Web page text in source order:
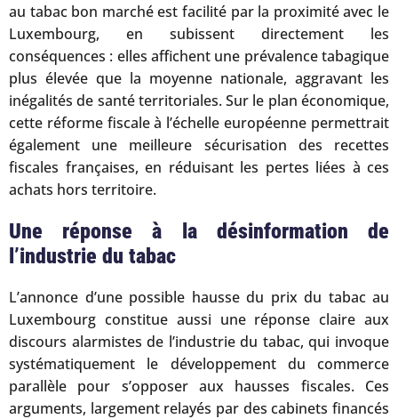
au tabac bon marché est facilité par la proximité avec le
Luxembourg, en subissent directement les
conséquences : elles affichent une prévalence tabagique
plus élevée que la moyenne nationale, aggravant les
inégalités de santé territoriales. Sur le plan économique,
cette réforme fiscale à l’échelle européenne permettrait
également une meilleure sécurisation des recettes
fiscales françaises, en réduisant les pertes liées à ces
achats hors territoire.
Une réponse à la désinformation de
l’industrie du tabac
L’annonce d’une possible hausse du prix du tabac au
Luxembourg constitue aussi une réponse claire aux
discours alarmistes de l’industrie du tabac, qui invoque
systématiquement le développement du commerce
parallèle pour s’opposer aux hausses fiscales. Ces
arguments, largement relayés par des cabinets financés